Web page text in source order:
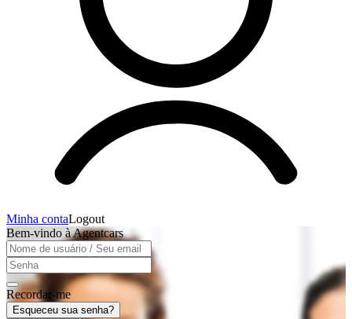
Minha contaLogout
Bem-vindo à Agentcars
Recordar-me
Esqueceu sua senha?